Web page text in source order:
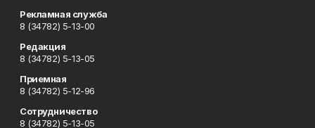
Рекламная служба
8 (34782) 5-13-00
Редакция
8 (34782) 5-13-05
Приемная
8 (34782) 5-12-96
Сотрудничество
8 (34782) 5-13-05